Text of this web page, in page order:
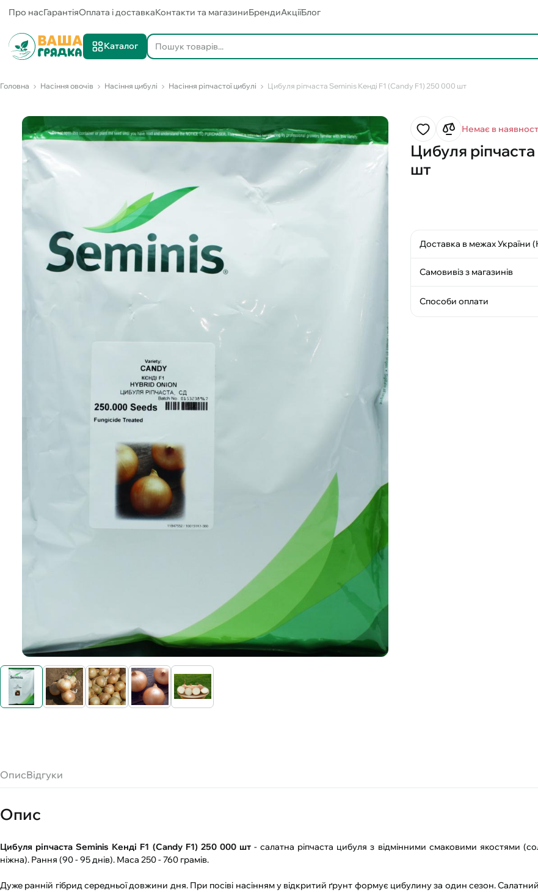
Про насГарантіяОплата і доставкаКонтакти та магазиниБрендиАкціїБлог
Каталог
Головна Насіння овочів Насіння цибулі Насіння ріпчастої цибулі Цибуля ріпчаста Seminis Кенді F1 (Candy F1) 250 000 шт
Немає в
Цибуля
шт
Доставка в межах України
Самовивіз з магазинів
Способи оплати
ОписВідгуки
Опис
Цибуля ріпчаста Seminis Кенді F1 (Candy F1) 250 000 шт - салатна ріпчаста цибуля з відмінними смаковими якостями
ніжна). Рання (90 - 95 днів). Маса 250 - 760 грамів.
Дуже ранній гібрид середньої довжини дня. При посіві насінням у відкритий ґрунт формує цибулину за один сезон.